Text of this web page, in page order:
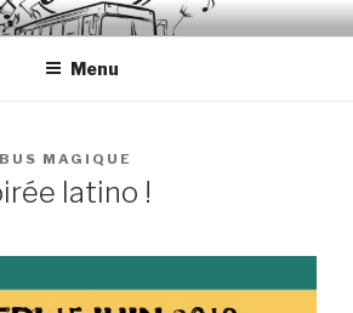
LE BUS
à Sous-la-Côte, Fontaine-lès-Clerval
Menu
BUS MAGIQUE
latino !